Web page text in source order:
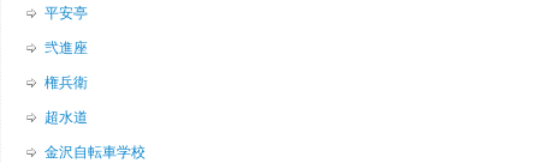
平安亭
弐進座
権兵衛
超水道
金沢自転車学校